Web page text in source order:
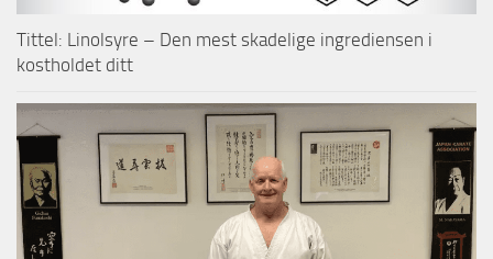
Tittel: Linolsyre – Den mest skadelige ingrediensen i
kostholdet ditt